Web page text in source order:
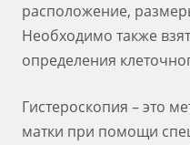
расположение,
Необходимо также
определения
Гистероскопия – это
матки при помощи